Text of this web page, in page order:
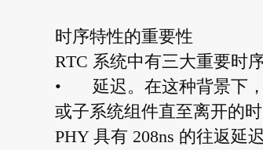
时序特性的重要性
RTC 系统中有三大重要时
•
延迟。在这种背景下
或子系统组件直至离开的
PHY 具有 208ns 的往返延